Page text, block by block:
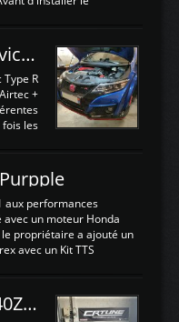
de la large bande
sweeney deepfake
sera connectée sur
et GndAN pour
car l'information est une
variable d'un
le ...
Préparation Honda Civic Type R FK2
R
+
les
ou le
Une
sur le
fois
les ...
aux performances
un moteur Honda
le propriétaire a ajouté un
avec un Kit TTS
de son moteur:
ajouté. 300Cv sans
Préparation Nissan 240Z SR20DET